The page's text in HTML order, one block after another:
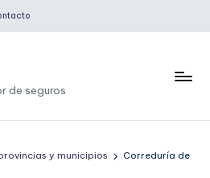
de seguros
y municipios
Correduría de